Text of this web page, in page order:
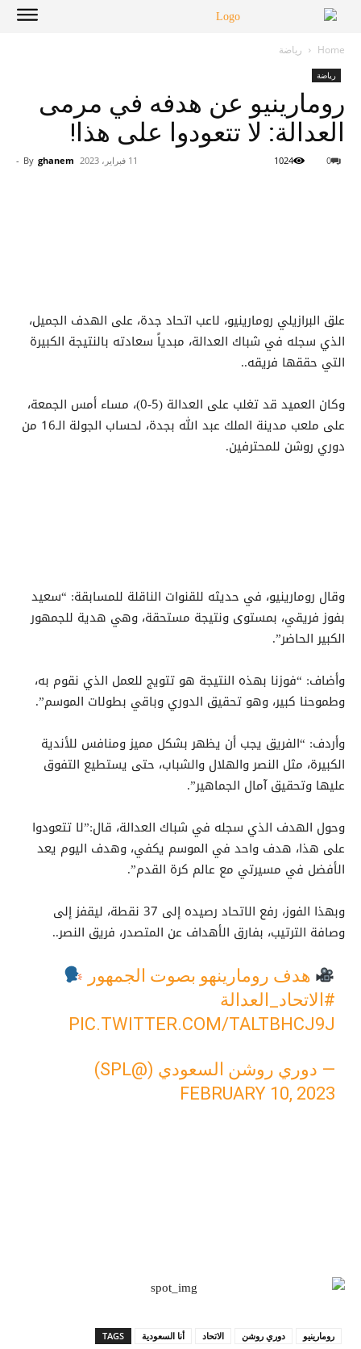
Home رياضة
رياضة
رومارينيو عن هدفه في مرمى
العدالة: لا تتعودوا على هذا!
By ghanem
- 11 فبراير، 2023 0
1024
علق البرازيلي رومارينيو، لاعب اتحاد جدة، على الهدف الجميل،
الذي سجله في شباك العدالة، مبدياً سعادته بالنتيجة الكبيرة
التي حققها فريقه..
وكان العميد قد تغلب على العدالة (5-0)، مساء أمس الجمعة،
على ملعب مدينة الملك عبد الله بجدة، لحساب الجولة الـ16 من
دوري روشن للمحترفين.
وقال رومارينيو، في حديثه للقنوات الناقلة للمسابقة: “سعيد
بفوز فريقي، بمستوى ونتيجة مستحقة، وهي هدية للجمهور
الكبير الحاضر”.
وأضاف: “فوزنا بهذه النتيجة هو تتويج للعمل الذي نقوم به،
وطموحنا كبير، وهو تحقيق الدوري وباقي بطولات الموسم”.
وأردف: “الفريق يجب أن يظهر بشكل مميز ومنافس للأندية
الكبيرة، مثل النصر والهلال والشباب، حتى يستطيع التفوق
عليها وتحقيق آمال الجماهير”.
وحول الهدف الذي سجله في شباك العدالة، قال:”لا تتعودوا
على هذا، هدف واحد في الموسم يكفي، وهدف اليوم يعد
الأفضل في مسيرتي مع عالم كرة القدم”.
وبهذا الفوز، رفع الاتحاد رصيده إلى 37 نقطة، ليقفز إلى
وصافة الترتيب، بفارق الأهداف عن المتصدر، فريق النصر..
هدف رومارينهو بصوت الجمهور
#الاتحاد_العدالة
PIC.TWITTER.COM/TALTBHCJ9J
— دوري روشن السعودي (@SPL)
FEBRUARY 10, 2023
TAGS أنا السعودية الاتحاد دوري روشن رومارينيو